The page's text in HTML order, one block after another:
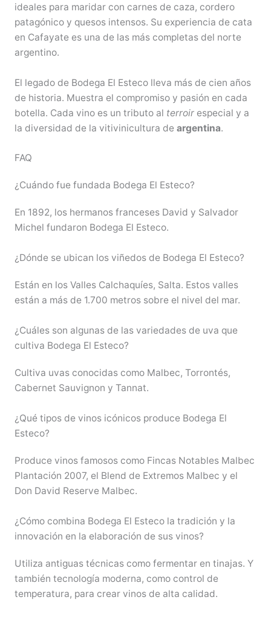
ideales para maridar con carnes de caza, cordero
patagónico y quesos intensos. Su experiencia de cata
en Cafayate es una de las más completas del norte
argentino.
El legado de Bodega El Esteco lleva más de cien años
de historia. Muestra el compromiso y pasión en cada
botella. Cada vino es un tributo al terroirespecial y a
la diversidad de la vitivinicultura de argentina.
FAQ
¿Cuándo fue fundada Bodega El Esteco?
En 1892, los hermanos franceses David y Salvador
Michel fundaron Bodega El Esteco.
¿Dónde se ubican los viñedos de Bodega El Esteco?
Están en los Valles Calchaquíes, Salta. Estos valles
están a más de 1.700 metros sobre el nivel del mar.
¿Cuáles son algunas de las variedades de uva que
cultiva Bodega El Esteco?
Cultiva uvas conocidas como Malbec, Torrontés,
Cabernet Sauvignon y Tannat.
¿Qué tipos de vinos icónicos produce Bodega El
Esteco?
Produce vinos famosos como Fincas Notables Malbec
Plantación 2007, el Blend de Extremos Malbec y el
Don David Reserve Malbec.
¿Cómo combina Bodega El Esteco la tradición y la
innovación en la elaboración de sus vinos?
Utiliza antiguas técnicas como fermentar en tinajas. Y
también tecnología moderna, como control de
temperatura, para crear vinos de alta calidad.